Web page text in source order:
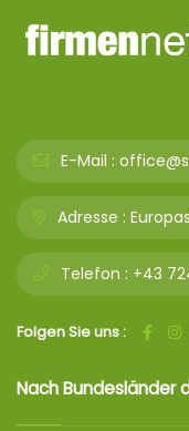
E-Mail :
Adresse :
Telefon : +43
Folgen Sie uns :
Nach Bundesländer